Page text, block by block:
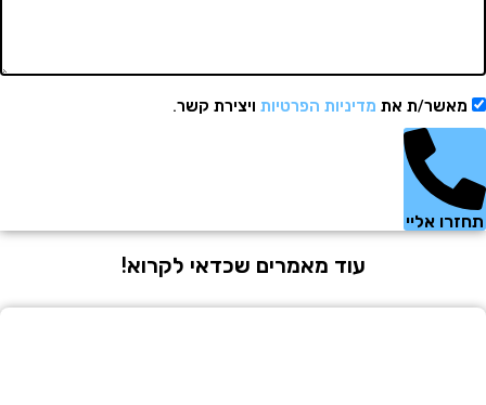
ת אתמדיניות הפרטיותויצירת קשר.
אליי
עוד מאמרים שכדאי לקרוא!